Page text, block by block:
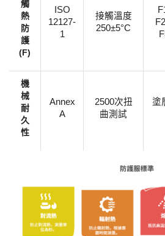
觸
熱
防
護
(F)​
ISO
12127-
1
接觸溫度
250±5°C
​機
械
耐
久
性​
Annex
A
2500次扭
曲測試
塗